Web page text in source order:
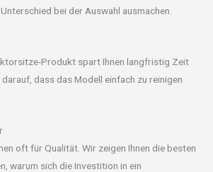
bei der Auswahl ausmachen.
Produkt spart Ihnen langfristig Zeit
darauf, dass das Modell einfach zu reinigen
oft für Qualität. Wir zeigen Ihnen die besten
warum sich die Investition in ein